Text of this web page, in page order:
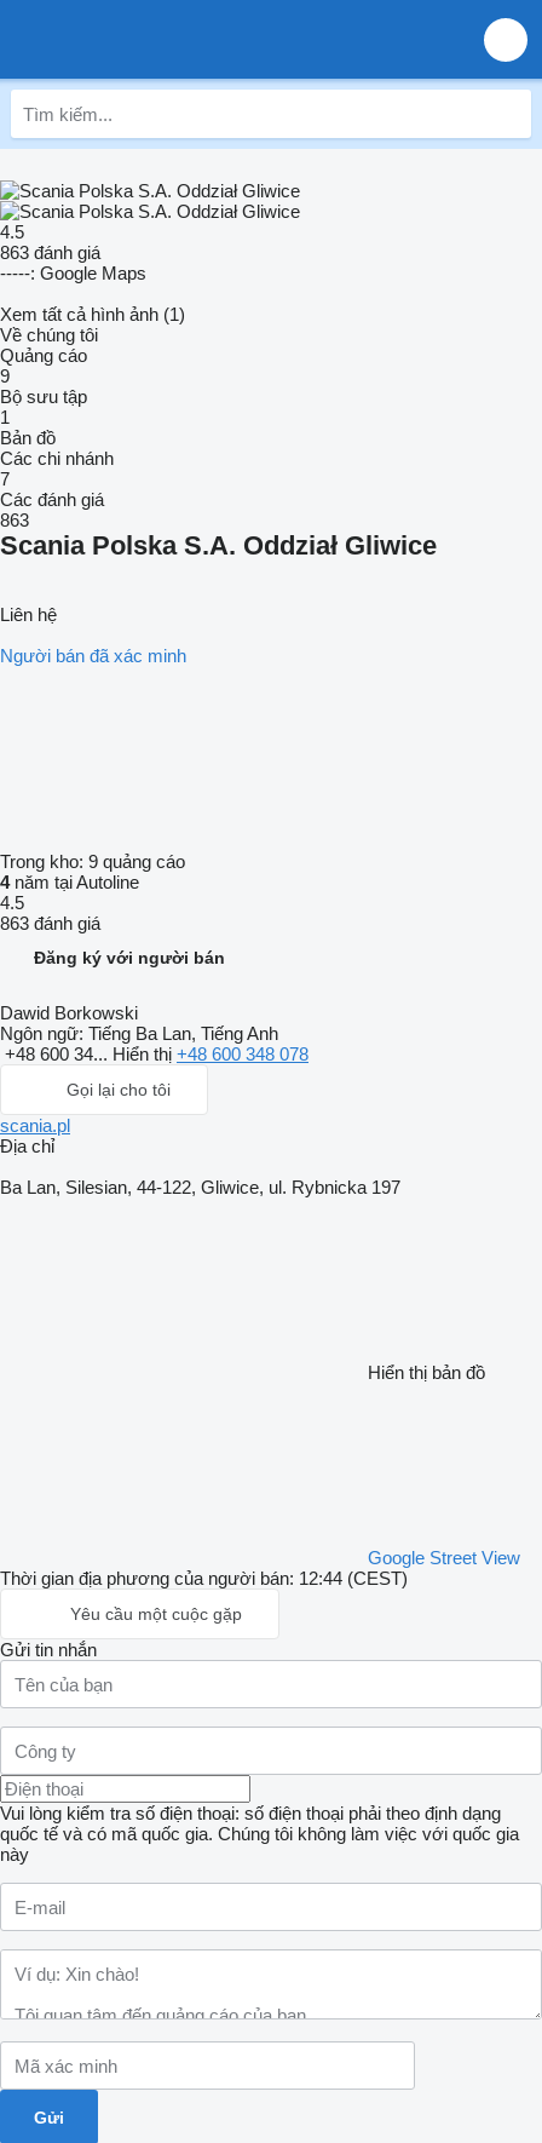
4.5
863 đánh giá
-----: Google Maps
Xem tất cả hình ảnh (1)
Về chúng tôi
Quảng cáo
9
Bộ sưu tập
1
Bản đồ
Các chi nhánh
7
Các đánh giá
863
Scania Polska S.A. Oddział Gliwice
Liên hệ
Người bán đã xác minh
Trong kho: 9 quảng cáo
4năm tại Autoline
4.5
863 đánh giá
Đăng ký với người bán
Dawid Borkowski
Ngôn ngữ: Tiếng Ba Lan, Tiếng Anh
+48 600 34... Hiển thị +48 600 348 078
Gọi lại cho tôi
scania.pl
Địa chỉ
Ba Lan, Silesian, 44-122, Gliwice, ul. Rybnicka 197
Hiển thị bản đồ
Google Street View
Thời gian địa phương của người bán: 12:44 (CEST)
Yêu cầu một cuộc gặp
Gửi tin nhắn
Vui lòng kiểm tra số điện thoại: số điện thoại phải theo định dạng
quốc tế và có mã quốc gia. Chúng tôi không làm việc với quốc gia
này